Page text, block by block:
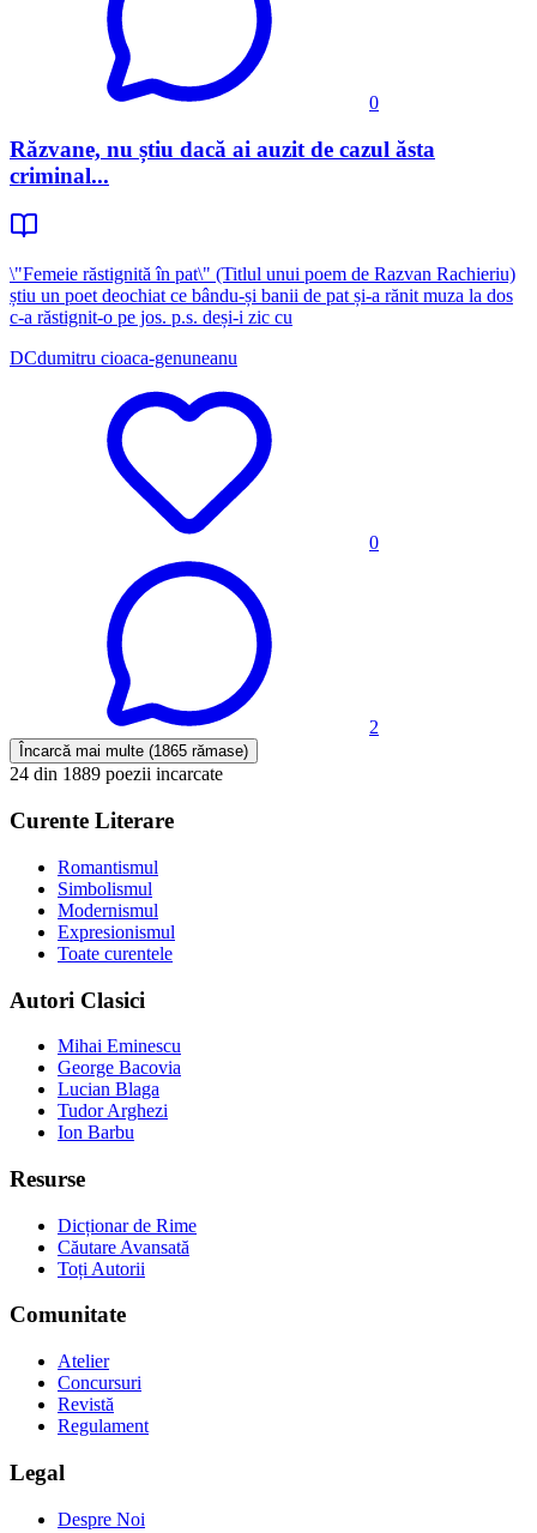
0
Răzvane, nu știu dacă ai auzit de cazul ăsta
criminal...
\"Femeie răstignită în pat\" (Titlul unui poem de Razvan Rachieriu)
știu un poet deochiat ce bându-și banii de pat și-a rănit muza la dos
c-a răstignit-o pe jos. p.s. deși-i zic cu
DCdumitru cioaca-genuneanu
0
2
Încarcă mai multe (1865 rămase)
24 din 1889 poezii incarcate
Curente Literare
Romantismul
Simbolismul
Modernismul
Expresionismul
Toate curentele
Autori Clasici
Mihai Eminescu
George Bacovia
Lucian Blaga
Tudor Arghezi
Ion Barbu
Resurse
Dicționar de Rime
Căutare Avansată
Toți Autorii
Comunitate
Atelier
Concursuri
Revistă
Regulament
Legal
Despre Noi